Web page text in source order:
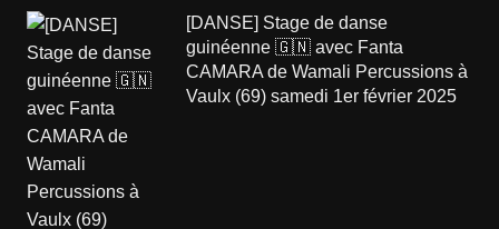
[DANSE] Stage de danse
guinéenne 🇬🇳 avec Fanta
CAMARA de Wamali Percussions à
Vaulx (69) samedi 1er février 2025